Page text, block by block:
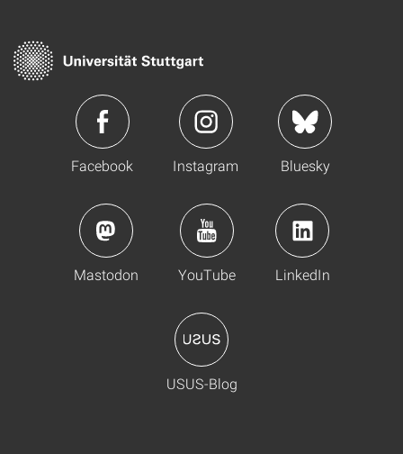
Facebook Instagram Bluesky
Mastodon YouTube LinkedIn
USUS-Blog